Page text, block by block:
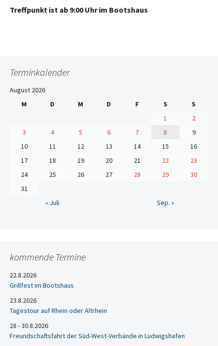
Treffpunkt ist ab 9:00 Uhr im Bootshaus
Terminkalender
August 2026
M
D M D F S
S
1
2
3
4 5 6 7 8
9
10
11 12 13 14 15
16
17
18 19 20 21 22
23
24
25 26 27 28 29
30
31
« Juli
Sep. »
kommende Termine
22.8.2026
Grillfest im Bootshaus
23.8.2026
Tagestour auf Rhein oder Altrhein
28 - 30.8.2026
Freundschaftsfahrt der Süd-West-Verbände in Ludwigshafen